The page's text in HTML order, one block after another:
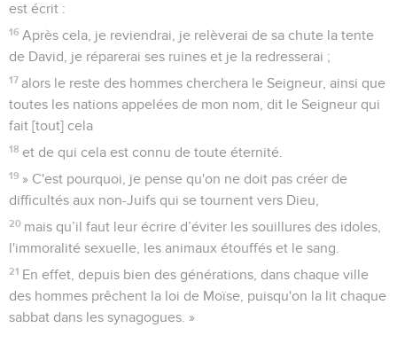
est écrit :
16 Après cela, je reviendrai, je relèverai de sa chute la tente
de David, je réparerai ses ruines et je la redresserai ;
17 alors le reste des hommes cherchera le Seigneur, ainsi que
toutes les nations appelées de mon nom, dit le Seigneur qui
fait [tout] cela
18 et de qui cela est connu de toute éternité.
19 » C'est pourquoi, je pense qu'on ne doit pas créer de
difficultés aux non-Juifs qui se tournent vers Dieu,
20 mais qu’il faut leur écrire d’éviter les souillures des idoles,
l'immoralité sexuelle, les animaux étouffés et le sang.
21 En effet, depuis bien des générations, dans chaque ville
des hommes prêchent la loi de Moïse, puisqu'on la lit chaque
sabbat dans les synagogues. »